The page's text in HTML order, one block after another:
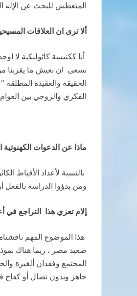
المتعطش للبحث عن الإله
ألا ترى ان العلاقات
أنا ككنيسة كاثوليكية لا
نسعى ان نعيش ما يقربنا
الحقيقة والعقيدة
الفكري والروحي بين
ماذا عن الدعوات
ومن بدؤوا الدراسة بالفعل
إلام تعزي هذا التراجع في
هذا الموضوع المهم
صعيد مصر ، ربما هناك
المجتمع وفقدان ألغيرة
جاهز وبدون نضال أو